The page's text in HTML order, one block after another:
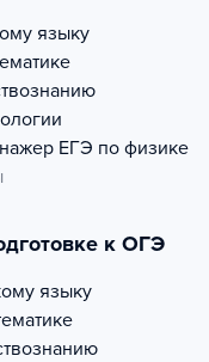
языку
ЕГЭ по физике
к ОГЭ
языку